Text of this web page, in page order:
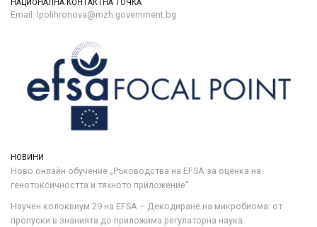
НАЦИОНАЛНА КОНТАКТНА ТОЧКА
Email: lpolihronova@mzh.government.bg
НОВИНИ
Ново онлайн обучение „Ръководства на ЕFSA за оценка на
генотоксичността и тяхното приложение“
Научен колоквиум 29 на EFSA – Декодиране на микробиома: от
пропуски в знанията до приложима регулаторна наука